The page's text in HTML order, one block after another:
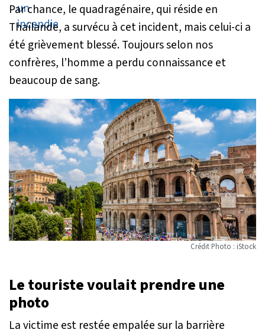
Par chance, le quadragénaire, qui réside en
Thaïlande, a survécu à cet incident, mais celui-ci a
été grièvement blessé. Toujours selon nos
confrères, l’homme a perdu connaissance et
beaucoup de sang.
Crédit Photo : iStock
Le touriste voulait prendre une
photo
La victime est restée empalée sur la barrière